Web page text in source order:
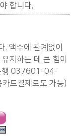
합니다.
액수에 관계없이
지하는 데 큰 힘이
행 037601-04-
드결제로도 가능)